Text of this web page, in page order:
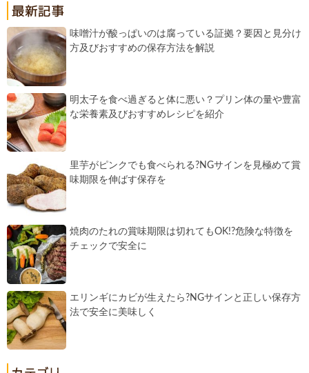
味噌汁が酸っぱいのは腐っている証拠？要因と見分け
方及びおすすめの保存方法を解説
明太子を食べ過ぎると体に悪い？プリン体の量や豊富
な栄養素及びおすすめレシピを紹介
里芋がピンクでも食べられる?NGサインを見極めて賞
味期限を伸ばす保存を
焼肉のたれの賞味期限は切れてもOK!?危険な特徴を
チェックで安全に
エリンギにカビが生えたら?NGサインと正しい保存方
法で安全に美味しく